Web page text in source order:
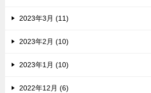
2023年3月 (11)
2023年2月 (10)
2023年1月 (10)
2022年12月 (6)